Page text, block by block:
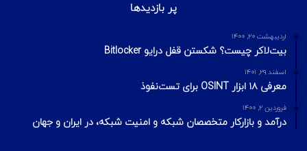
پر بازدیدها
اردیبهشت ۲۰, ۱۴۰۰
بیت‌لاکر چیست؟ شکستن قفل درایو Bitlocker
اسفند ۲۹, ۱۴۰۱
معرفی ۱۸ ابزار OSINT برای تست‌نفوذ
فروردین ۲, ۱۴۰۰
درآمد و بازارکار متخصصان شبکه و امنیت شبکه، در ایران و جهان